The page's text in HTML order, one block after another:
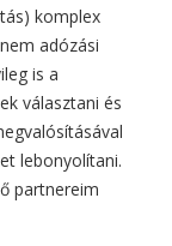
komplex
adózási
is a
választani és
lebonyolítani.
partnereim